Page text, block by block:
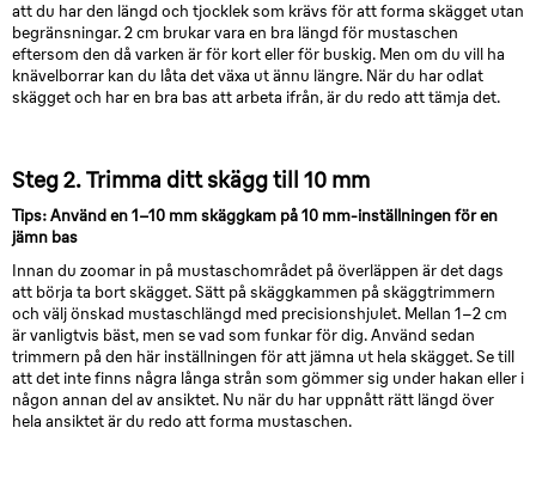
att du har den längd och tjocklek som krävs för att forma skägget utan
begränsningar. 2 cm brukar vara en bra längd för mustaschen
eftersom den då varken är för kort eller för buskig. Men om du vill ha
knävelborrar kan du låta det växa ut ännu längre. När du har odlat
skägget och har en bra bas att arbeta ifrån, är du redo att tämja det.
Steg 2. Trimma ditt skägg till 10 mm
Tips: Använd en 1–10 mm skäggkam på 10 mm-inställningen för en
jämn bas
Innan du zoomar in på mustaschområdet på överläppen är det dags
att börja ta bort skägget. Sätt på skäggkammen på skäggtrimmern
och välj önskad mustaschlängd med precisionshjulet. Mellan 1–2 cm
är vanligtvis bäst, men se vad som funkar för dig. Använd sedan
trimmern på den här inställningen för att jämna ut hela skägget. Se till
att det inte finns några långa strån som gömmer sig under hakan eller i
någon annan del av ansiktet. Nu när du har uppnått rätt längd över
hela ansiktet är du redo att forma mustaschen.